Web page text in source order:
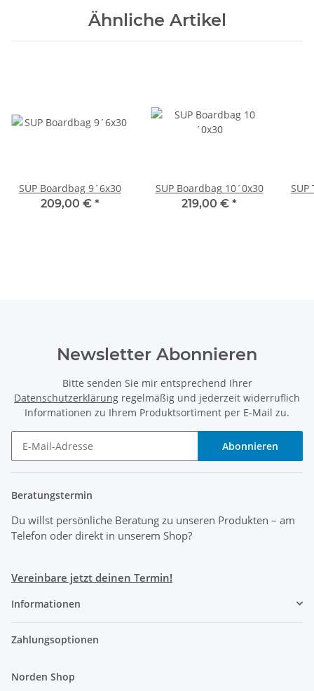
Ähnliche Artikel
SUP Boardbag 9´6x30
209,00 € *
SUP Boardbag 10´0x30
219,00 € *
SUP
Newsletter Abonnieren
Bitte senden Sie mir entsprechend Ihrer
Datenschutzerklärung regelmäßig und jederzeit widerruflich
Informationen zu Ihrem Produktsortiment per E-Mail zu.
Abonnieren
Beratungstermin
Du willst persönliche Beratung zu unseren Produkten – am
Telefon oder direkt in unserem Shop?
Vereinbare jetzt deinen Termin!
Informationen
Zahlungsoptionen
Norden Shop